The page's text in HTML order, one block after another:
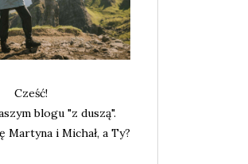
Cześć!
blogu "z duszą".
Martyna i Michał, a Ty?